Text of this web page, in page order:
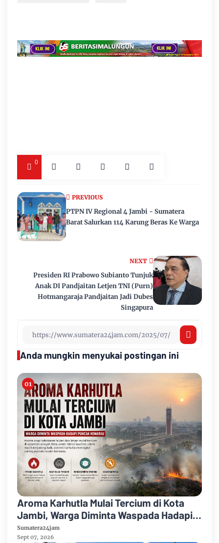
0
NEXT
Presiden RI Prabowo Subianto Tunjuk
Anak DI Pandjaitan Letjen TNI (Purn)
Hotmangaraja Pandjaitan Jadi Dubes
Singapura
PREVIOUS
PTPN IV Regional 4 Jambi - Sumatera
Barat Salurkan 114 Karung Beras Ke Warga
Anda mungkin menyukai postingan ini
Aroma Karhutla Mulai Tercium di Kota
Jambi, Warga Diminta Waspada Hadapi
Puncak Kemarau
Sumatera24jam
Sept 07, 2026